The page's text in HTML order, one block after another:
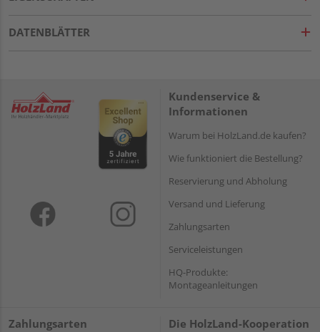
DATENBLÄTTER
Kundenservice &
Informationen
Warum bei HolzLand.de kaufen?
Wie funktioniert die Bestellung?
Reservierung und Abholung
Versand und Lieferung
Zahlungsarten
Serviceleistungen
HQ-Produkte:
Montageanleitungen
Zahlungsarten Die HolzLand-Kooperation